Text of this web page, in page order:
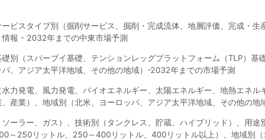
ビスタイプ別（掘削サービス、掘削・完成流体、地層評価、完成・生
報 - 2032年までの中東市場予測
別（スパーブイ基礎、テンションレッグプラットフォーム（TLP）基
パ、アジア太平洋地域、その他の地域）-2032年までの市場予測
力発電、風力発電、バイオエネルギー、太陽エネルギー、地熱エネル
産業）、地域別（北米、ヨーロッパ、アジア太平洋地域、その他の
ーラー、ガス）、技術別（タンクレス、貯蔵、ハイブリッド）、用
～250リットル、250～400リットル、400リットル以上）、地域別（